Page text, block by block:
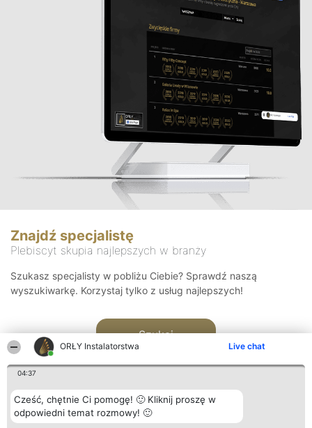
ORŁY Instalatorstwa Live chat
04:37
Cześć, chętnie Ci pomogę! 🙂 Kliknij proszę w
odpowiedni temat rozmowy! 🙂
Znajdź specjalistę
Plebiscyt skupia najlepszych w branży
Szukasz specjalisty w pobliżu Ciebie? Sprawdź naszą
wyszukiwarkę. Korzystaj tylko z usług najlepszych!
Szukaj